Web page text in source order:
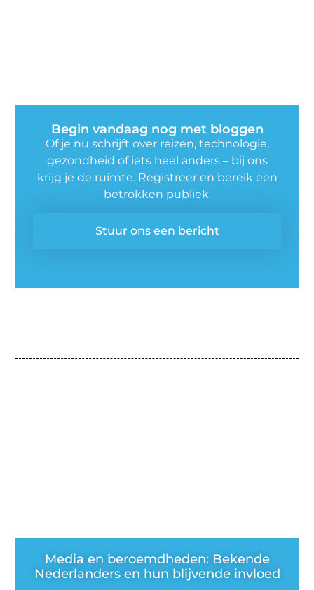
Begin vandaag nog met bloggen
Of je nu schrijft over reizen, technologie,
gezondheid of iets heel anders – bij ons
krijg je de ruimte. Registreer en bereik een
betrokken publiek.
Stuur ons een bericht
Media en beroemdheden: Bekende
Nederlanders en hun blijvende invloed